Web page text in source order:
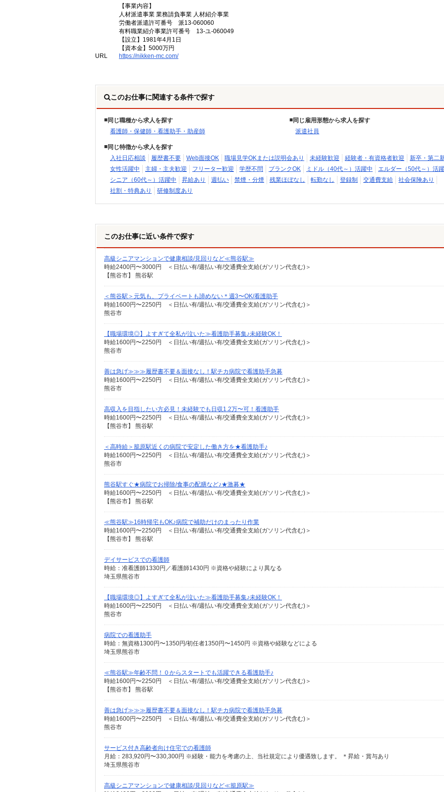
【事業内容】
人材派遣事業 業務請負事業 人材紹介事業
労働者派遣許可番号 派13-060060
有料職業紹介事業許可番号 13-ユ-060049
【設立】1981年4月1日
【資本金】5000万円
URL
https://nikken-mc.com/
このお仕事に関連する条件で探す
同じ職種から求人を探す
看護師・保健師・看護助手・助産師
同じ雇用形態から求人を探す
派遣社員
同じ特徴から求人を探す
入社日応相談
履歴書不要 Web面接OK 職場見学OKまたは説明会あり 未経験歓迎 経験者・有資格者歓迎
新卒・第二
女性活躍中
主婦・主夫歓迎 フリーター歓迎 学歴不問 ブランクOK ミドル（40代～）活躍中
エルダー（50代～）活
シニア（60代～）活躍中
昇給あり 週払い 禁煙・分煙 残業ほぼなし 転勤なし 登録制 交通費支給
社会保険あり
社割・特典あり
研修制度あり
このお仕事に近い条件で探す
高級シニアマンションで健康相談/見回りなど≪熊谷駅≫
時給2400円〜3000円 ＜日払い有/週払い有/交通費全支給(ガソリン代含む)＞
【熊谷市】 熊谷駅
＜熊谷駅＞元気も、プライベートも諦めない＊週3〜OK/看護助手
時給1600円〜2250円 ＜日払い有/週払い有/交通費全支給(ガソリン代含む)＞
熊谷市
【職場環境◎】よすぎて全私が泣いた≫看護助手募集♪未経験OK！
時給1600円〜2250円 ＜日払い有/週払い有/交通費全支給(ガソリン代含む)＞
熊谷市
善は急げ≫≫≫履歴書不要＆面接なし！駅チカ病院で看護助手急募
時給1600円〜2250円 ＜日払い有/週払い有/交通費全支給(ガソリン代含む)＞
熊谷市
高収入を目指したい方必見！未経験でも日収1.2万〜可！看護助手
時給1600円〜2250円 ＜日払い有/週払い有/交通費全支給(ガソリン代含む)＞
【熊谷市】 熊谷駅
＜高時給＞籠原駅近くの病院で安定した働き方を★看護助手♪
時給1600円〜2250円 ＜日払い有/週払い有/交通費全支給(ガソリン代含む)＞
熊谷市
熊谷駅すぐ★病院でお掃除/食事の配膳など♪★激募★
時給1600円〜2250円 ＜日払い有/週払い有/交通費全支給(ガソリン代含む)＞
【熊谷市】 熊谷駅
≪熊谷駅≫16時帰宅もOK♪病院で補助だけのまったり作業
時給1600円〜2250円 ＜日払い有/週払い有/交通費全支給(ガソリン代含む)＞
【熊谷市】 熊谷駅
デイサービスでの看護師
時給：准看護師1330円／看護師1430円 ※資格や経験により異なる
埼玉県熊谷市
【職場環境◎】よすぎて全私が泣いた≫看護助手募集♪未経験OK！
時給1600円〜2250円 ＜日払い有/週払い有/交通費全支給(ガソリン代含む)＞
熊谷市
病院での看護助手
時給：無資格1300円〜1350円/初任者1350円〜1450円 ※資格や経験などによる
埼玉県熊谷市
≪熊谷駅≫年齢不問！０からスタートでも活躍できる看護助手♪
時給1600円〜2250円 ＜日払い有/週払い有/交通費全支給(ガソリン代含む)＞
【熊谷市】 熊谷駅
善は急げ≫≫≫履歴書不要＆面接なし！駅チカ病院で看護助手急募
時給1600円〜2250円 ＜日払い有/週払い有/交通費全支給(ガソリン代含む)＞
熊谷市
サービス付き高齢者向け住宅での看護師
月給：283,920円〜330,300円 ※経験・能力を考慮の上、当社規定により優遇致します。 ＊昇給・賞与あり
埼玉県熊谷市
高級シニアマンションで健康相談/見回りなど≪籠原駅≫